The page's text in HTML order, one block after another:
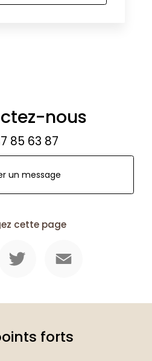
nous
85 63 87
un message
cette page
forts